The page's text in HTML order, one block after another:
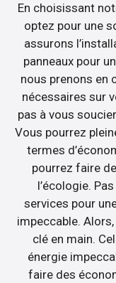
En choisissant
optez pour une
assurons
panneaux pour
nous prenons en
nécessaires sur
pas à vous
Vous pourrez
termes
pourrez faire
l’écologie.
services pour
impeccable.
clé en main.
énergie
faire des